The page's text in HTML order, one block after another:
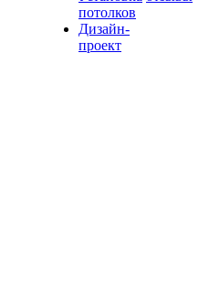
потолков
Дизайн-
проект